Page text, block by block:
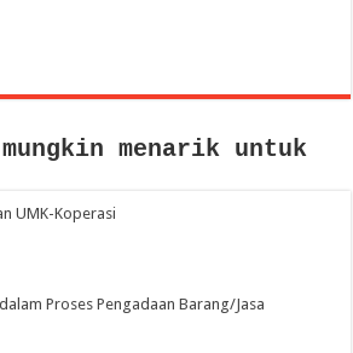
menarik untuk
UMK-Koperasi
Proses Pengadaan Barang/Jasa